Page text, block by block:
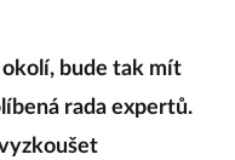
okolí, bude tak mít
rada expertů.